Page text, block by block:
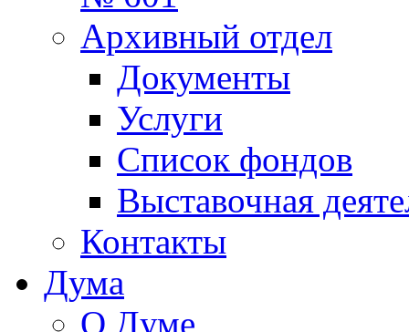
Архивный отдел
Документы
Услуги
Список фондов
Выставочная
Контакты
Дума
О Думе